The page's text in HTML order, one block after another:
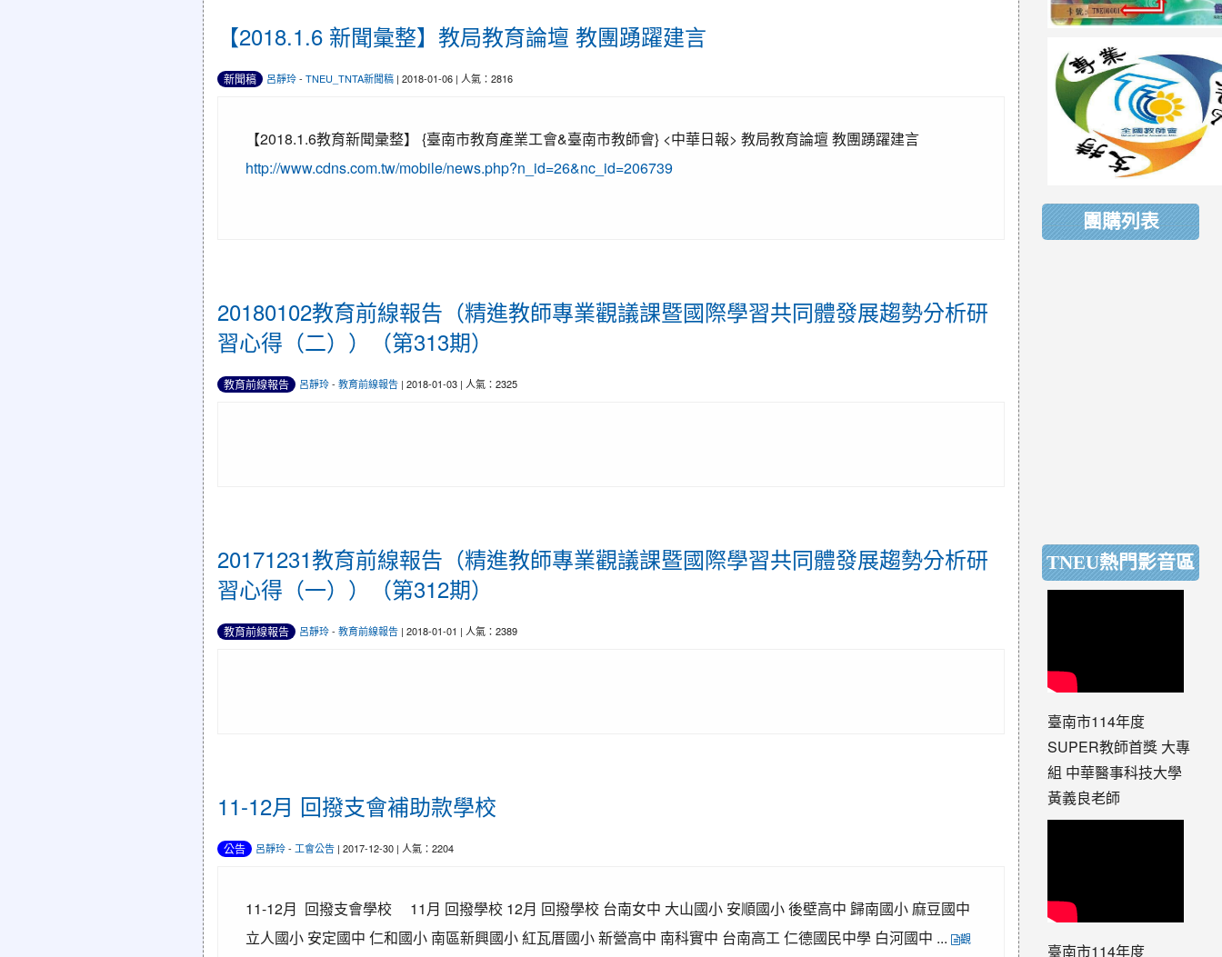
【2018.1.6 新聞彙整】教局教育論壇 教團踴躍建言
新聞稿 呂靜玲- TNEU_TNTA新聞稿 | 2018-01-06 | 人氣：2816
【2018.1.6教育新聞彙整】 {臺南市教育產業工會&臺南市教師會} <中華日報> 教局教育論壇 教團踴躍建言
http://www.cdns.com.tw/mobile/news.php?n_id=26&nc_id=206739
20180102教育前線報告（精進教師專業觀議課暨國際學習共同體發展趨勢分析研
習心得（二））（第313期）
教育前線報告 呂靜玲- 教育前線報告 | 2018-01-03 | 人氣：2325
20171231教育前線報告（精進教師專業觀議課暨國際學習共同體發展趨勢分析研
習心得（一））（第312期）
教育前線報告 呂靜玲- 教育前線報告 | 2018-01-01 | 人氣：2389
11-12月 回撥支會補助款學校
公告 呂靜玲- 工會公告 | 2017-12-30 | 人氣：2204
11-12月 回撥支會學校 11月 回撥學校 12月 回撥學校 台南女中 大山國小 安順國小 後壁高中 歸南國小 麻豆國中
立人國小 安定國中 仁和國小 南區新興國小 紅瓦厝國小 新營高中 南科實中 台南高工 仁德國民中學 白河國中 ...
觀
團購列表
TNEU熱門影音區
臺南市114年度
SUPER教師首獎 大專
組 中華醫事科技大學
黃義良老師
臺南市114年度